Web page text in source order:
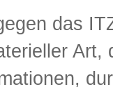
das